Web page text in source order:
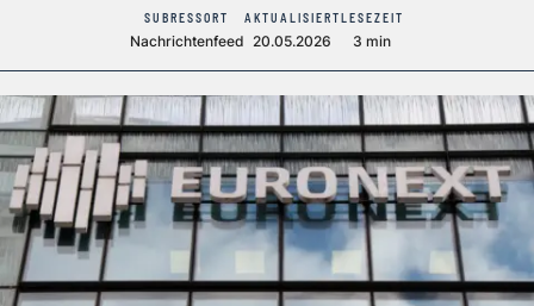
SUBRESSORT
Nachrichtenfeed
AKTUALISIERT
20.05.2026
LESEZEIT
3 min